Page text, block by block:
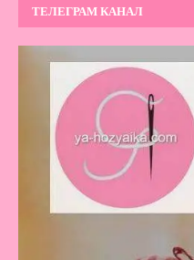
ТЕЛЕГРАМ КАНАЛ